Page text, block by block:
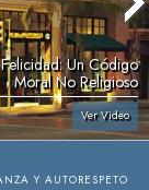
Un Código
Moral No Religioso
Ver Video
Y AUTORESPETO